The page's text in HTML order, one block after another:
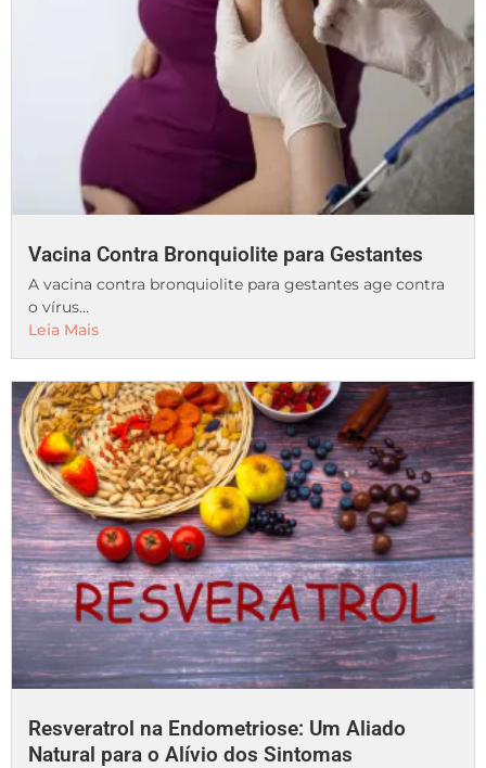
Vacina Contra Bronquiolite para Gestantes
A vacina contra bronquiolite para gestantes age contra
o vírus...
Leia Mais
Resveratrol na Endometriose: Um Aliado
Natural para o Alívio dos Sintomas